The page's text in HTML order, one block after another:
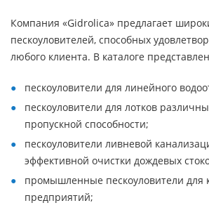
Компания «Gidrolica» предлагает
пескоуловителей, способных
любого клиента. В каталоге
пескоуловители для линейного
пескоуловители для лотков
пропускной способности;
пескоуловители ливневой
эффективной очистки дождевых
промышленные пескоуловители для
предприятий;